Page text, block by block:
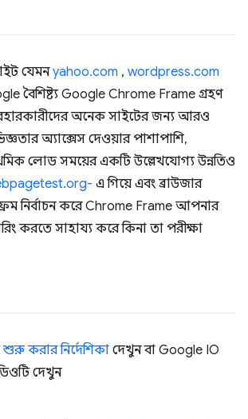
যেমনyahoo.com , wordpress.com
বৈশিষ্ট্য Google Chrome Frame গ্রহণ
অনেক সাইটের জন্য আরও
অ্যাক্সেস দেওয়ার পাশাপাশি,
লোড সময়ের একটি উল্লেখযোগ্য উন্নতিও
এ গিয়ে এবং ব্রাউজার
নির্বাচন করে Chrome Frame আপনার
করতে সাহায্য করে কিনা তা পরীক্ষা
শুরু করার নির্দেশিকা দেখুন বা Google IO
দেখুন